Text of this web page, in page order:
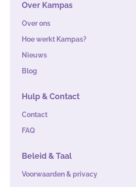
Over Kampas
Over ons
Hoe werkt Kampas?
Nieuws
Blog
Hulp & Contact
Contact
FAQ
Beleid & Taal
Voorwaarden & privacy